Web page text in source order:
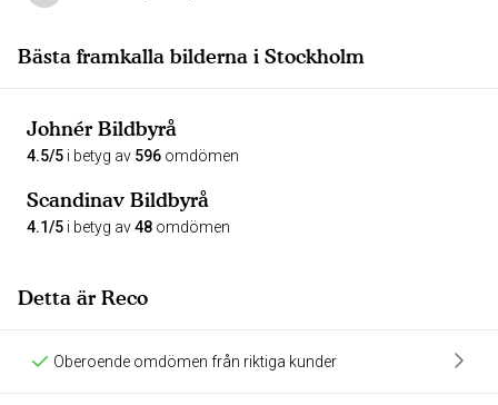
Bästa framkalla bilderna i Stockholm
Johnér Bildbyrå
4.5/5 i betyg av 596 omdömen
Scandinav Bildbyrå
4.1/5 i betyg av48 omdömen
Detta är Reco
Oberoende omdömen från riktiga kunder